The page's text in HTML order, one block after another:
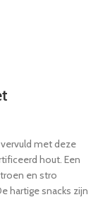
met deze
hout. Een
en stro
hartige snacks zijn